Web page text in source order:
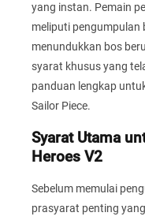
yang instan. Pemain
meliputi pengumpulan
menundukkan bos
syarat khusus yang
panduan lengkap
Sailor Piece.
Syarat Utama
Heroes V2
Sebelum memulai
prasyarat penting